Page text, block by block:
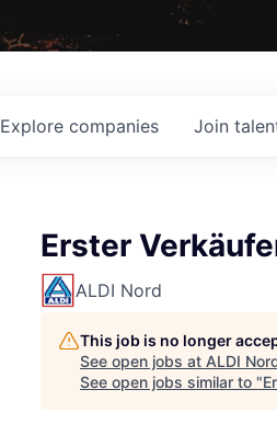
Explore companies Join
Erster
ALDI Nord
This job is no longer
See open jobs at ALDI
See open jobs similar to "